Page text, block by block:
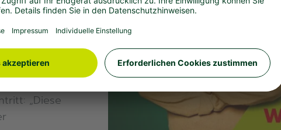
Weber und
für ein
die Leitung
„Diese